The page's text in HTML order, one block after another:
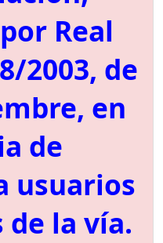
Real
2003, de
en
de
usuarios
la vía.